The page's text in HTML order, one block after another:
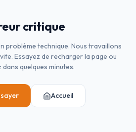
critique
problème technique. Nous travaillons
Essayez de recharger la page ou
dans quelques minutes.
Accueil